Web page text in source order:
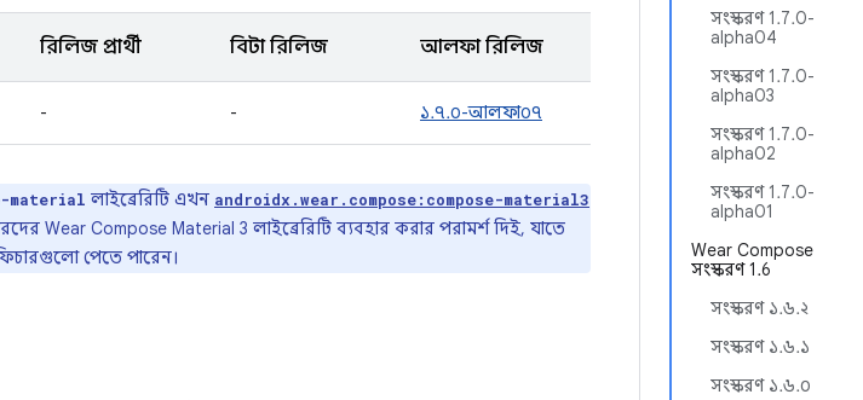
সংস্করণ 1.7.0-
alpha04
সংস্করণ 1.7.0-
alpha03
সংস্করণ 1.7.0-
alpha02
সংস্করণ 1.7.0-
alpha01
Wear Compose
সংস্করণ 1.6
সংস্করণ ১.৬.২
সংস্করণ ১.৬.১
সংস্করণ ১.৬.০
রিলিজ প্রার্থী বিটা রিলিজ আলফা রিলিজ
- - ১.৭.০-আলফা০৭
material লাইব্রেরিটি এখন androidx.wear.compose:compose-material3
Wear Compose Material 3 লাইব্রেরিটি ব্যবহার করার পরামর্শ দিই, যাতে
পেতে পারেন।